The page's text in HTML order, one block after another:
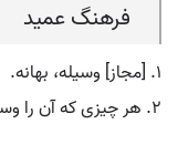
فرهنگ عمید
۱. [مجاز] وسیله، بهانه.
۲. هر چیزی که آن را وسیله و آلت دست قرار بدهند، دست پیچ.